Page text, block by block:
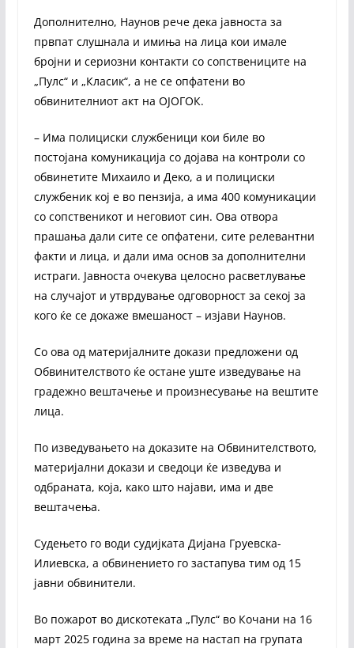
Дополнително, Наунов рече дека јавноста за
првпат слушнала и имиња на лица кои имале
бројни и сериозни контакти со сопствениците на
„Пулс“ и „Класик“, а не се опфатени во
обвинителниот акт на ОЈОГОК.
– Има полициски службеници кои биле во
постојана комуникација со дојава на контроли со
обвинетите Михаило и Деко, а и полициски
службеник кој е во пензија, а има 400 комуникации
со сопственикот и неговиот син. Ова отвора
прашања дали сите се опфатени, сите релевантни
факти и лица, и дали има основ за дополнителни
истраги. Јавноста очекува целосно расветлување
на случајот и утврдување одговорност за секој за
кого ќе се докаже вмешаност – изјави Наунов.
Со ова од материјалните докази предложени од
Обвинителството ќе остане уште изведување на
градежно вештачење и произнесување на вештите
лица.
По изведувањето на доказите на Обвинителството,
материјални докази и сведоци ќе изведува и
одбраната, која, како што најави, има и две
вештачења.
Судењето го води судијката Дијана Груевска-
Илиевска, а обвинението го застапува тим од 15
јавни обвинители.
Во пожарот во дискотеката „Пулс“ во Кочани на 16
март 2025 година за време на настап на групата